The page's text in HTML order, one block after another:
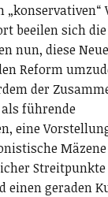
beeilen sich die
nun, diese
Reform
der
führende
eine
Streitpunkte
geraden